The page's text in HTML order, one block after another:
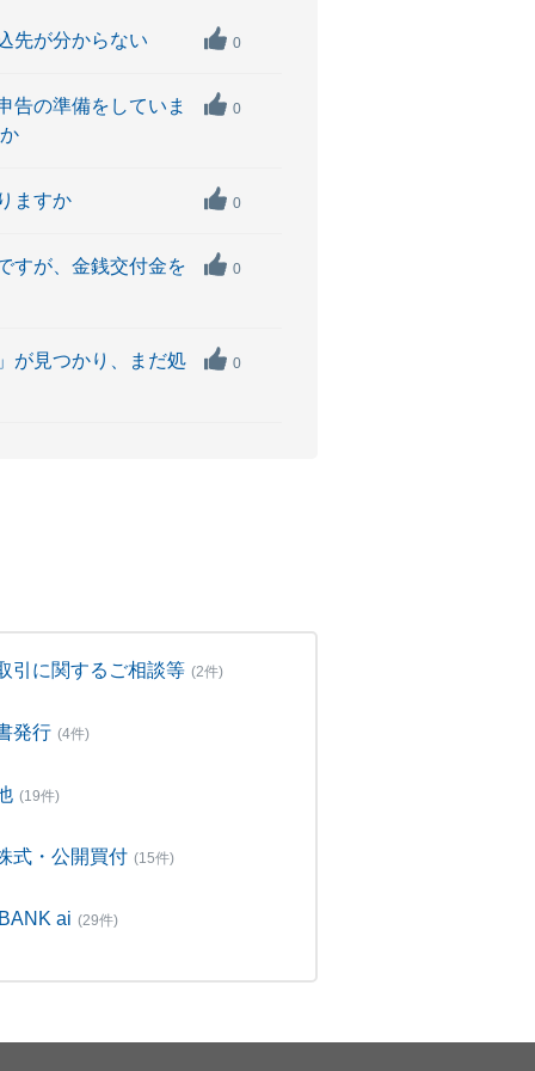
先が分からない 0
告の準備をしていま
0
ますか 0
すが、金銭交付金を 0
が見つかり、まだ処 0
引に関するご相談等 (2件)
発行 (4件)
(19件)
式・公開買付 (15件)
ai (29件)